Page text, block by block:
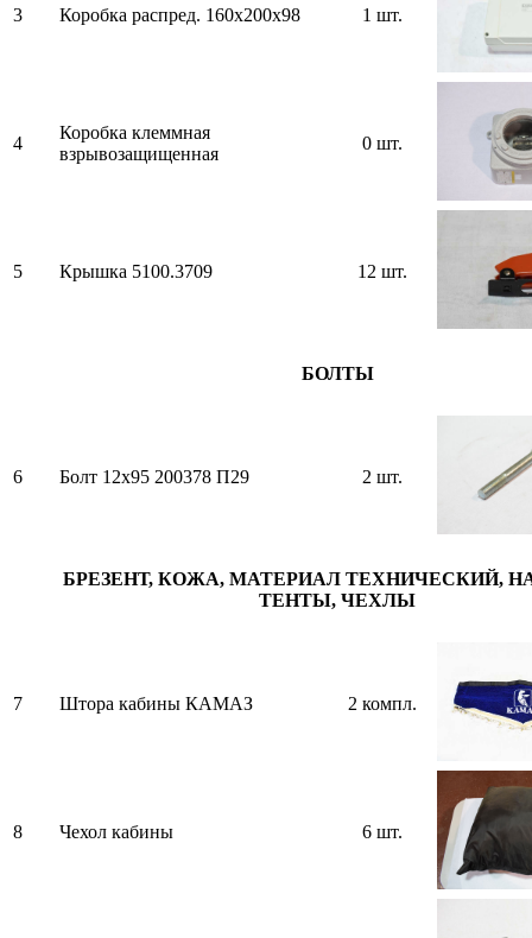
3 Коробка распред. 160х200х98 1 шт.
4
Коробка клеммная
взрывозащищенная
0 шт.
5 Крышка 5100.3709 12 шт.
БОЛТЫ
6 Болт 12х95 200378 П29 2 шт.
БРЕЗЕНТ, КОЖА, МАТЕРИАЛ ТЕХНИЧЕСКИЙ,
ТЕНТЫ, ЧЕХЛЫ
7 Штора кабины КАМАЗ 2 компл.
8 Чехол кабины 6 шт.